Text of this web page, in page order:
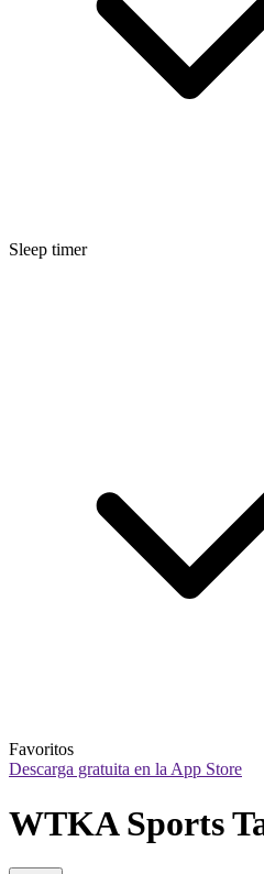
Sleep timer
Favoritos
Descarga gratuita en la App Store
WTKA Sports